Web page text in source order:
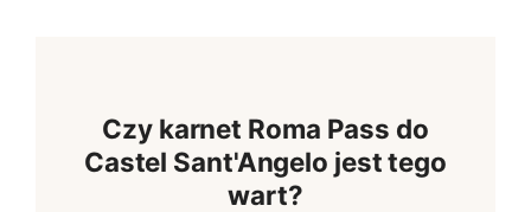
Czy karnet Roma Pass do
Castel Sant'Angelo jest tego
wart?